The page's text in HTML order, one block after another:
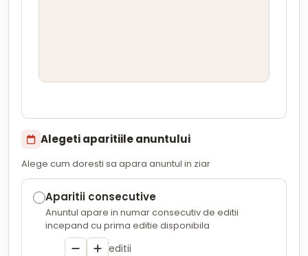
Alegeti aparitiile anuntului
Alege cum doresti sa apara anuntul in ziar
Aparitii consecutive
Anuntul apare in numar consecutiv de editii
incepand cu prima editie disponibila
editii